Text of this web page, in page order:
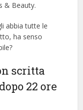
& Beauty.
abbia tutte le
ha senso
scritta
22 ore